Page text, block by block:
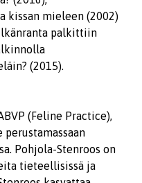
kissan mieleen (2002)
palkittiin
(2015).
(Feline Practice),
Pohjola-Stenroos on
tieteellisissä ja